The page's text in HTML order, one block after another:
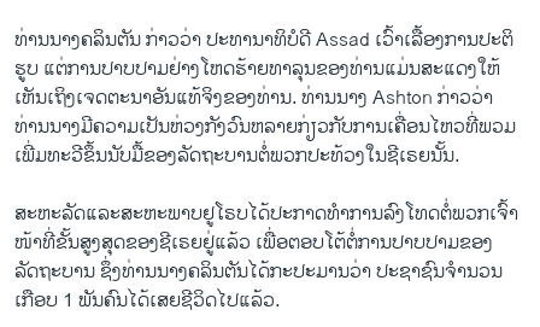
ທ່ານ​ນາງຄລິນ​ຕັນ ກ່າວ​ວ່າ ປະທານາທິບໍດີ Assad ​ເວົ້າ​ເລື້ອງ​ການ​ປະຕິ​
ຮູບ ​ແຕ່​ການ​ປາບ​ປາມ​ຢ່າງ​ໂຫດຮ້າຍ​ທາ​ລຸນ​ຂອງ​ທ່ານ​ແມ່ນ​ສະ​ແດງ​ໃຫ້​
ເຫັນເຖິງ​ເຈດ​ຕະນາ​ອັນ​ແທ້​ຈິງ​ຂອງ​ທ່ານ. ທ່ານ​ນາງ Ashton ກ່າວ​ວ່າ
ທ່ານ​ນາງ​ມີ​ຄວາມ​ເປັນ​ຫ່ວງ​ກັງວົນ​ຫລາຍ​ກ່ຽວ​ກັບ​ການ​ເຄື່ອນໄຫວ​ທີ່​ພວມ​
ເພີ່ມ​ທະວີ​ຂຶ້ນ​ນັບ​ມື້​ຂອງ​ລັດຖະບານຕໍ່​ພວກ​ປະ​ທ້ວງ​ໃນ​ຊີ​ເຣຍນັ້ນ.
ສະຫະລັດ​ແລະ​ສະຫະພາບ​ຢູ​ໂຣບ​ໄດ້​ປະກາດ​ທໍາ​ການ​ລົງ​ໂທດ​ຕໍ່​ພວກເຈົ້າ​
ໜ້າ​ທີ່​ຂັ້ນ​ສູງ​ສຸດ​ຂອງ​ຊີ​ເຣຍຢູ່​ແລ້ວ ​ເພື່ອ​ຕອບ​ໂຕ້​ຕໍ່​ການ​ປາບ​ປາມຂອງ​
ລັດຖະບານ ຊຶ່ງ​ທ່ານ​ນາງຄລິນ​ຕັນ​ໄດ້ກະ​ປະມານ​ວ່າ ປະຊາຊົນຈໍານວນ​
ເກືອບ 1 ພັນຄົນ​ໄດ້​ເສຍ​ຊີວິດ​ໄປ​ແລ້ວ.